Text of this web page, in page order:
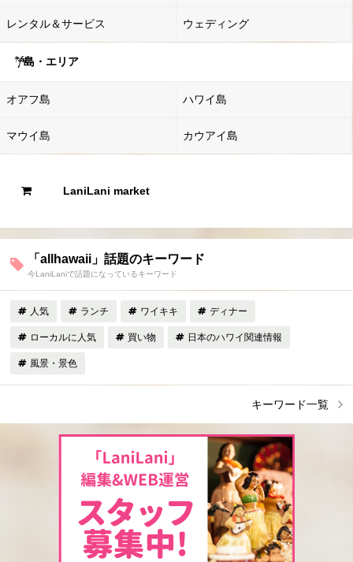
レンタル＆サービス ウェディング
島・エリア
オアフ島 ハワイ島
マウイ島 カウアイ島
LaniLani market
「allhawaii」話題のキーワード
今LaniLaniで話題になっているキーワード
人気 ランチ ワイキキ ディナー
ローカルに人気 買い物 日本のハワイ関連情報
風景・景色
キーワード一覧